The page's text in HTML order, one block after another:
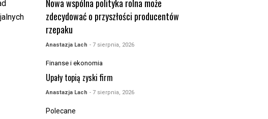
Nowa wspólna polityka rolna może
zdecydować o przyszłości producentów
rzepaku
Anastazja Lach - 7 sierpnia, 2026
Finanse i ekonomia
Upały topią zyski firm
Anastazja Lach - 7 sierpnia, 2026
Polecane